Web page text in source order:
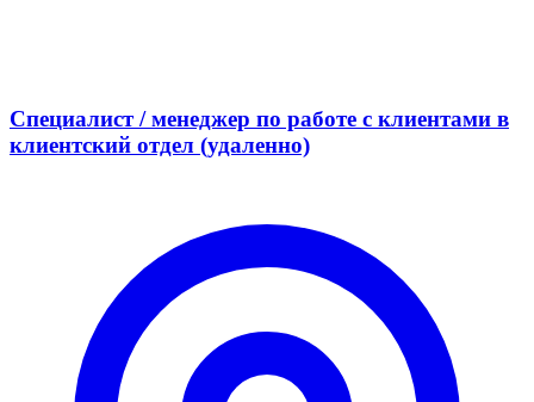
Специалист / менеджер по работе с клиентами в
клиентский отдел (удаленно)